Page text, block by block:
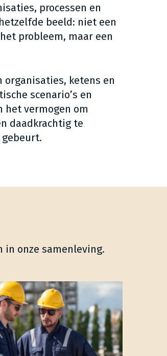
processen en
beeld: niet een
probleem, maar een
organisaties, ketens en
scenario’s en
het vermogen om
daadkrachtig te
in onze samenleving.